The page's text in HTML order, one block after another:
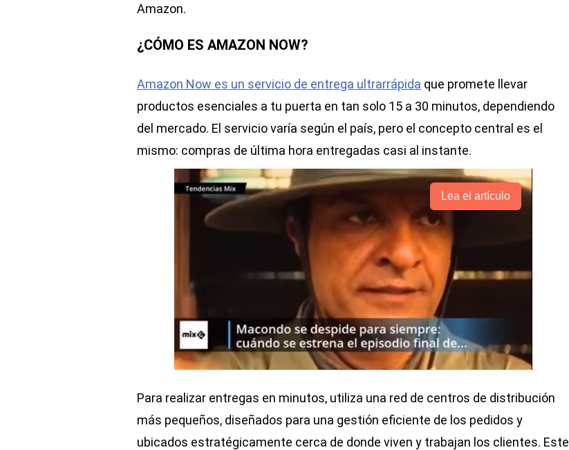
Amazon.
¿CÓMO ES AMAZON NOW?
Amazon Now es un servicio de entrega ultrarrápida que promete llevar
productos esenciales a tu puerta en tan solo 15 a 30 minutos, dependiendo
del mercado. El servicio varía según el país, pero el concepto central es el
mismo: compras de última hora entregadas casi al instante.
Lea el artículo
Para realizar entregas en minutos, utiliza una red de centros de distribución
más pequeños, diseñados para una gestión eficiente de los pedidos y
ubicados estratégicamente cerca de donde viven y trabajan los clientes. Este